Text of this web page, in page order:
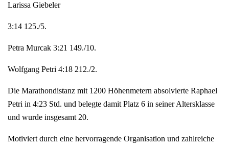
Larissa Giebeler
3:14 125./5.
Petra Murcak 3:21 149./10.
Wolfgang Petri 4:18 212./2.
Die Marathondistanz mit 1200 Höhenmetern absolvierte Raphael
Petri in 4:23 Std. und belegte damit Platz 6 in seiner Altersklasse
und wurde insgesamt 20.
Motiviert durch eine hervorragende Organisation und zahlreiche